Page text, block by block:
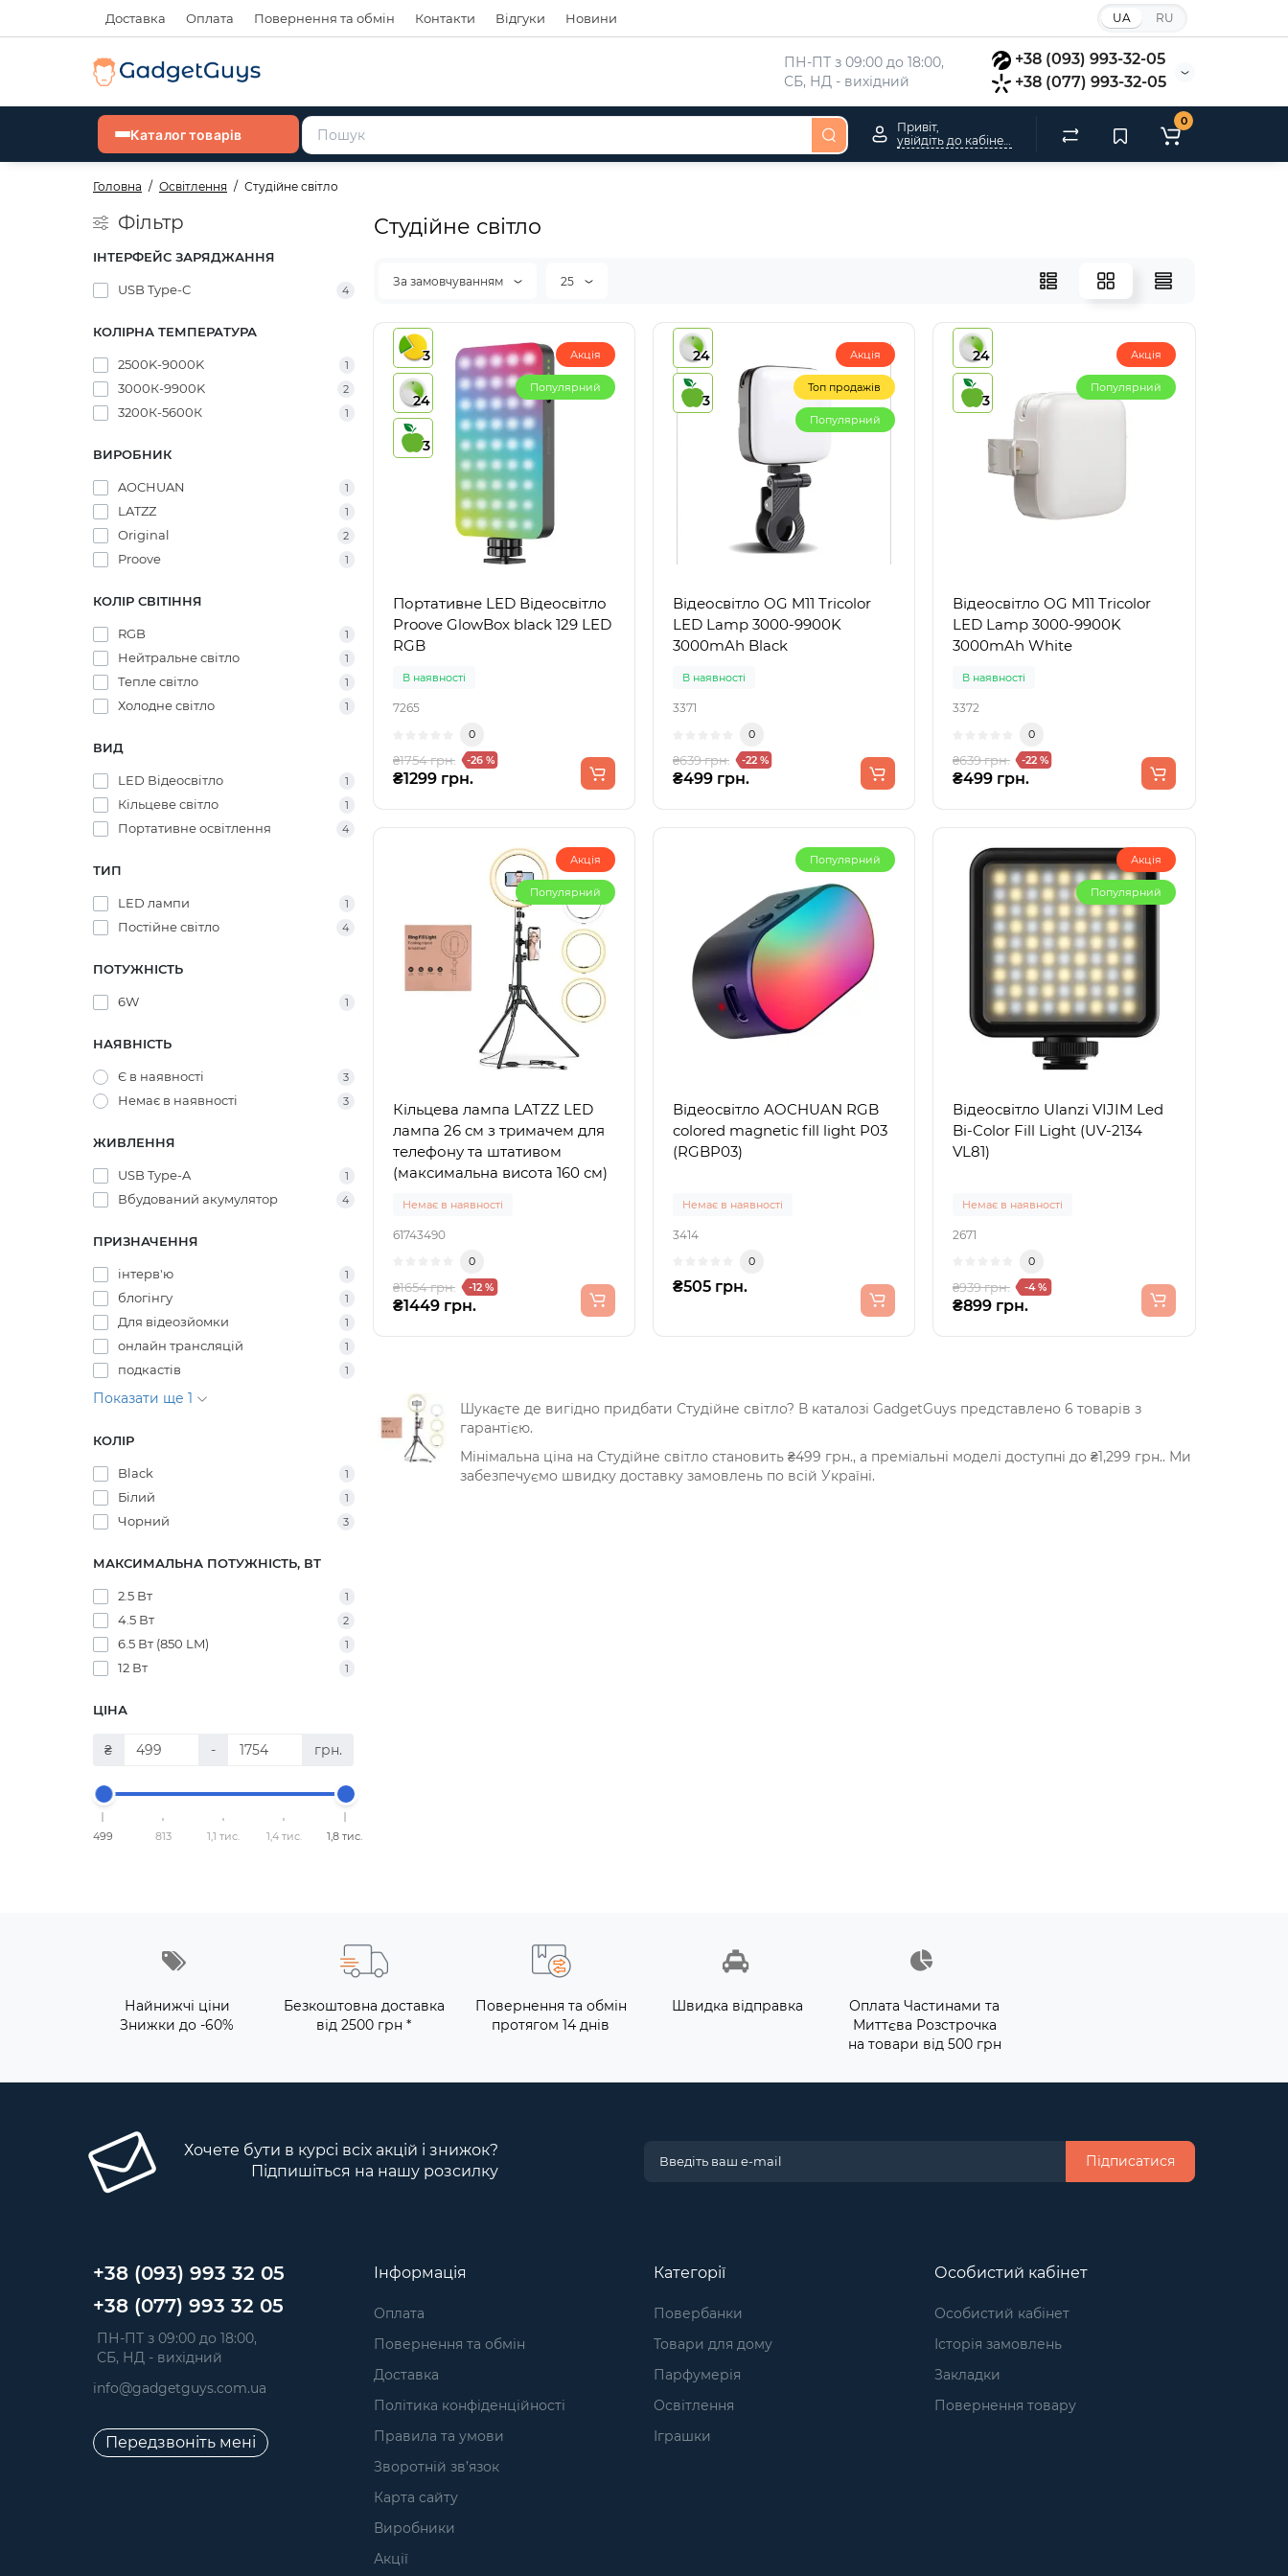
Доставка Оплата Повернення та обмін Контакти Відгуки Новини UA RU
ПН-ПТ з 09:00 до 18:00,
СБ, НД - вихідний
+38 (093) 993-32-05
+38 (077) 993-32-05
Каталог товарів
Привіт,
0
Головна Освітлення Студійне світло
Фільтр
ІНТЕРФЕЙС ЗАРЯДЖАННЯ
USB Type-C 4
КОЛІРНА ТЕМПЕРАТУРА
2500K-9000K 1
3000К-9900K 2
3200К-5600К 1
ВИРОБНИК
AOCHUAN 1
LATZZ 1
Original 2
Proove 1
КОЛІР СВІТІННЯ
RGB 1
Нейтральне світло 1
Тепле світло 1
Холодне світло 1
ВИД
LED Відеосвітло 1
Кільцеве світло 1
Портативне освітлення 4
ТИП
LED лампи 1
Постійне світло 4
ПОТУЖНІСТЬ
6W 1
НАЯВНІСТЬ
Є в наявності 3
Немає в наявності 3
ЖИВЛЕННЯ
USB Type-A 1
Вбудований акумулятор 4
ПРИЗНАЧЕННЯ
інтерв'ю 1
блогінгу 1
Для відеозйомки 1
онлайн трансляцій 1
подкастів 1
Показати ще 1
КОЛІР
Black 1
Білий 1
Чорний 3
МАКСИМАЛЬНА ПОТУЖНІСТЬ, ВТ
2.5 Вт 1
4.5 Вт 2
6.5 Вт (850 LM) 1
12 Вт 1
ЦІНА
₴ - грн.
499 813 1,1 тис. 1,4 тис. 1,8 тис.
Студійне світло
За замовчуванням 25
3
24
3
Акція
Популярний
Портативне LED Відеосвітло
Proove GlowBox black 129 LED
RGB
В наявності
7265
0
₴1754 грн. -26 %
₴1299 грн.
24
3
Акція
Топ продажів
Популярний
Відеосвітло OG M11 Tricolor
LED Lamp 3000-9900K
3000mAh Black
В наявності
3371
0
₴639 грн. -22 %
₴499 грн.
24
3
Акція
Популярний
Відеосвітло OG M11 Tricolor
LED Lamp 3000-9900K
3000mAh White
В наявності
3372
0
₴639 грн. -22 %
₴499 грн.
Акція
Популярний
Кільцева лампа LATZZ LED
лампа 26 см з тримачем для
телефону та штативом
(максимальна висота 160 см)
Немає в наявності
61743490
0
₴1654 грн. -12 %
₴1449 грн.
Популярний
Відеосвітло AOCHUAN RGB
colored magnetic fill light P03
(RGBP03)
Немає в наявності
3414
0
₴505 грн.
Акція
Популярний
Відеосвітло Ulanzi VIJIM Led
Bi-Color Fill Light (UV-2134
VL81)
Немає в наявності
2671
0
₴939 грн. -4 %
₴899 грн.
Шукаєте де вигідно придбати Студійне світло? В каталозі GadgetGuys представлено 6 товарів з
гарантією.
Мінімальна ціна на Студійне світло становить ₴499 грн., а преміальні моделі доступні до ₴1,299 грн.. Ми
забезпечуємо швидку доставку замовлень по всій Україні.
Найнижчі ціни
Знижки до -60%
Безкоштовна доставка
від 2500 грн *
Повернення та обмін
протягом 14 днів
Швидка відправка
Оплата Частинами та
Миттєва Розстрочка
на товари від 500 грн
Хочете бути в курсі всіх акцій і знижок?
Підпишіться на нашу розсилку
Підписатися
+38 (093) 993 32 05
+38 (077) 993 32 05
ПН-ПТ з 09:00 до 18:00,
СБ, НД - вихідний
info@gadgetguys.com.ua
Передзвоніть мені
Інформація
Оплата
Повернення та обмін
Доставка
Політика конфіденційності
Правила та умови
Зворотній зв’язок
Карта сайту
Виробники
Акції
Категорії
Повербанки
Товари для дому
Парфумерія
Освітлення
Іграшки
Особистий кабінет
Особистий кабінет
Історія замовлень
Закладки
Повернення товару